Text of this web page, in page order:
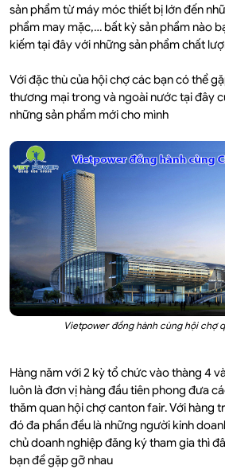
sản phẩm từ máy móc thiết bị lớn đến
phẩm may mặc,… bất kỳ sản phẩm nào
kiếm tại đây với những sản phẩm chất
Với đặc thù của hội chợ các bạn có thể
thương mại trong và ngoài nước tại đây
những sản phẩm mới cho mình
Vietpower đồng hành cùng hội chợ
Hàng năm với 2 kỳ tổ chức vào thàng 4
luôn là đơn vị hàng đầu tiên phong đưa
thăm quan hội chợ canton fair. Với hàng
đó đa phần đều là những người kinh
chủ doanh nghiệp đăng ký tham gia thì
bạn để gặp gỡ nhau